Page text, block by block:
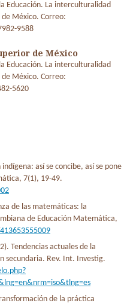
Educación. La interculturalidad
México. Correo:
9588
de México
Educación. La interculturalidad
México. Correo:
5620
así se concibe, así se pone
7(1), 19-49.
de las matemáticas: la
de Educación Matemática,
Tendencias actuales de la
secundaria. Rev. Int. Investig.
de la práctica